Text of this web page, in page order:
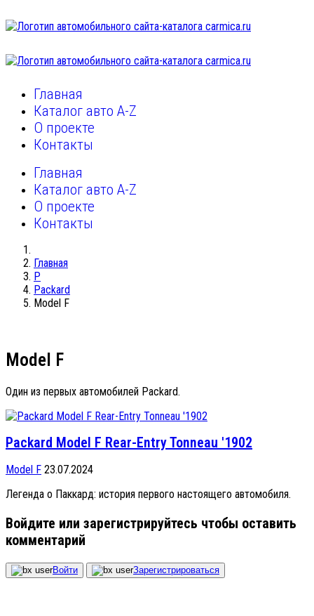
Главная
Каталог авто A-Z
О проекте
Контакты
Главная
Каталог авто A-Z
О проекте
Контакты
Главная
P
Packard
Model F
Model F
Один из первых автомобилей Packard.
Packard Model F Rear-Entry Tonneau '1902
Model F 23.07.2024
Легенда о Паккард: история первого настоящего автомобиля.
Войдите или зарегистрируйтесь чтобы оставить
комментарий
Войти Зарегистрироваться